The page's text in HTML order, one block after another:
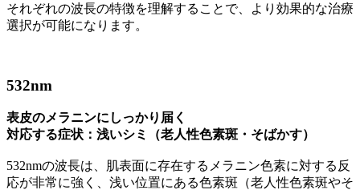
それぞれの波長の特徴を理解することで、より効果的な治療
選択が可能になります。
532nm
表皮のメラニンにしっかり届く
対応する症状：浅いシミ（老人性色素斑・そばかす）
532nmの波長は、肌表面に存在するメラニン色素に対する反
応が非常に強く、浅い位置にある色素斑（老人性色素斑やそ